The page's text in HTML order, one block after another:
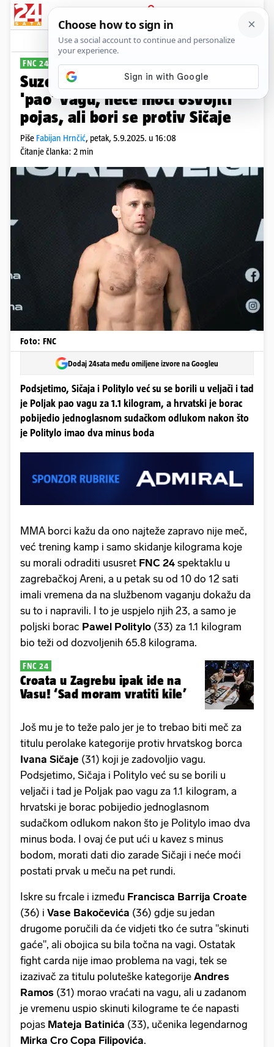
PRIJAVA
Sport Komentari
FNC 24
Suze na vaganju: Poljak je opet
'pao' vagu, neće moći osvojiti
pojas, ali bori se protiv Sičaje
Piše Fabijan Hrnčić, petak, 5.9.2025. u 16:08
Čitanje članka: 2 min
Foto: FNC
Dodaj 24sata među omiljene izvore na Googleu
Podsjetimo, Sičaja i Politylo već su se borili u veljači i tad
je Poljak pao vagu za 1.1 kilogram, a hrvatski je borac
pobijedio jednoglasnom sudačkom odlukom nakon što
je Politylo imao dva minus boda
MMA borci kažu da ono najteže zapravo nije meč,
već trening kamp i samo skidanje kilograma koje
su morali odraditi ususret FNC 24 spektaklu u
zagrebačkoj Areni, a u petak su od 10 do 12 sati
imali vremena da na službenom vaganju dokažu da
su to i napravili. I to je uspjelo njih 23, a samo je
poljski borac Pawel Politylo (33) za 1.1 kilogram
bio teži od dozvoljenih 65.8 kilograma.
FNC 24
Croata u Zagrebu ipak ide na
Vasu! ‘Sad moram vratiti kile’
Još mu je to teže palo jer je to trebao biti meč za
titulu perolake kategorije protiv hrvatskog borca
Ivana Sičaje (31) koji je zadovoljio vagu.
Podsjetimo, Sičaja i Politylo već su se borili u
veljači i tad je Poljak pao vagu za 1.1 kilogram, a
hrvatski je borac pobijedio jednoglasnom
sudačkom odlukom nakon što je Politylo imao dva
minus boda. I ovaj će put ući u kavez s minus
bodom, morati dati dio zarade Sičaji i neće moći
postati prvak u meču na pet rundi.
Iskre su frcale i između Francisca Barrija Croate
(36) i Vase Bakočevića (36) gdje su jedan
drugome poručili da će vidjeti tko će sutra "skinuti
gaće", ali obojica su bila točna na vagi. Ostatak
fight carda nije imao problema na vagi, tek se
izazivač za titulu poluteške kategorije Andres
Ramos (31) morao vraćati na vagu, ali u zadanom
je vremenu uspio skinuti kilograme te će napasti
pojas Mateja Batinića (33), učenika legendarnog
Mirka Cro Copa Filipovića.